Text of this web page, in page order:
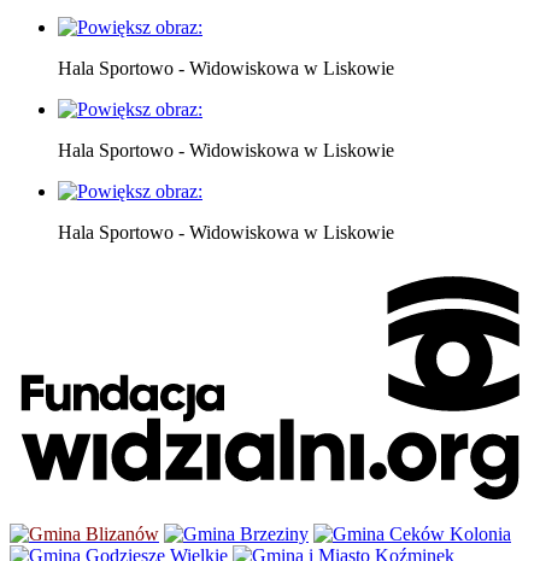
Hala Sportowo - Widowiskowa w Liskowie
Hala Sportowo - Widowiskowa w Liskowie
Hala Sportowo - Widowiskowa w Liskowie